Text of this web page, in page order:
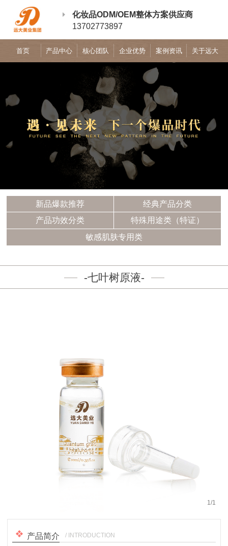
化妆品ODM/OEM整体方案供应商
13702773897
首页 产品中心 核心团队 企业优势 案例资讯 关于远大
新品爆款推荐
经典产品分类
产品功效分类
特殊用途类（特证）
敏感肌肤专用类
-七叶树原液-
1 /1
产品简介 / INTRODUCTION